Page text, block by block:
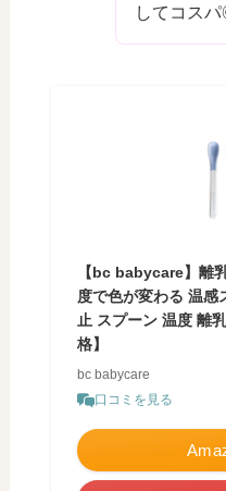
してコス
【bc babycare】離
度で色が変わる 温感
止 スプーン 温度 離
格】
bc babycare
口コミを見る